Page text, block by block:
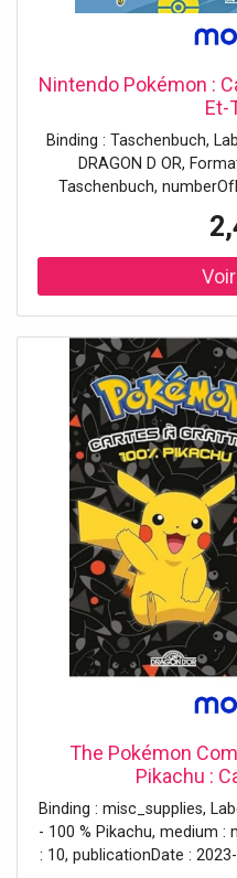
Nintendo Pokémon :
Et-
Binding : Taschenbuch,
DRAGON D OR,
Taschenbuch,
The Pokémon
Pikachu :
Binding : misc_supplies,
- 100 % Pikachu, medium :
: 10, publicationDate :